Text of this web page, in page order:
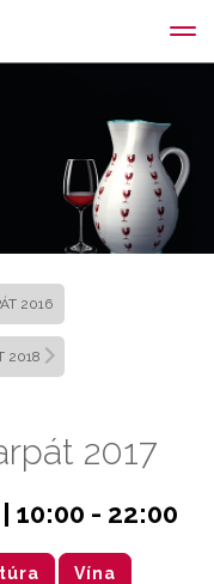
2016
2018
2017
10:00 - 22:00
Vína